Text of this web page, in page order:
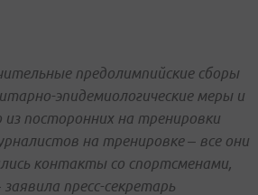
предолимпийские сборы
эпидемиологические меры и
посторонних на тренировки
на тренировке – все они
контакты со спортсменами,
пресс-секретарь